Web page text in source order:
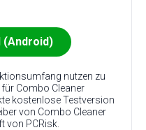
(Android)
nutzen zu
Combo Cleaner
kostenlose Testversion
von Combo Cleaner
von PCRisk.